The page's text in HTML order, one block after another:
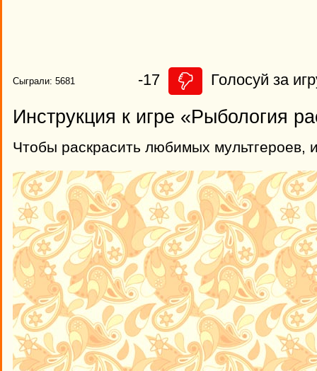
Сыграли: 5681 -17 Голосуй за
Инструкция к игре «Рыбология
Чтобы раскрасить любимых мультгероев,